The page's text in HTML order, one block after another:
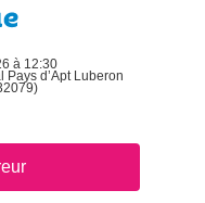
à 12:30
Pays d’Apt Luberon
)